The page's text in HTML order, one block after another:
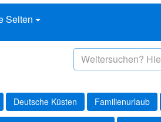
Seiten
Deutsche Küsten Familienurlaub